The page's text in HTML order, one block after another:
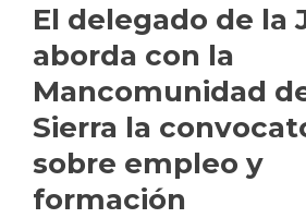
El delegado de la
aborda con la
Mancomunidad
Sierra la
sobre empleo y
formación